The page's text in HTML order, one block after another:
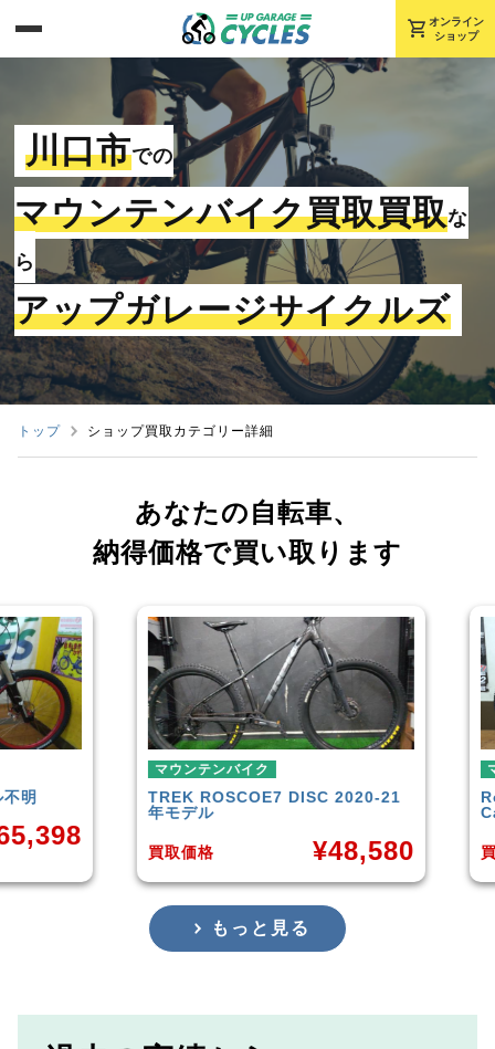
shopping_cart オンライン
ショップ
川口市での
マウンテンバイク買取買取な
ら
アップガレージサイクルズ
トップ ショップ買取カテゴリー詳細
あなたの自転車、
納得価格で買い取ります
ROSCOE7 DISC 2020-21
格 ¥48,580
Rocky Mountain
Carbon30 2022年モデル
買取価格
もっと見る